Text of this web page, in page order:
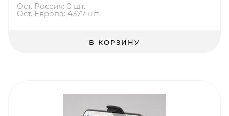
Ост. Россия: 0 шт.
Ост. Европа: 4377 шт.
В КОРЗИНУ